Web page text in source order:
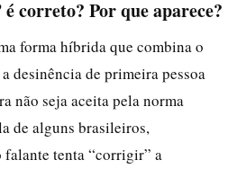
correto? Por que aparece?
forma híbrida que combina o
desinência de primeira pessoa
não seja aceita pela norma
de alguns brasileiros,
falante tenta “corrigir” a